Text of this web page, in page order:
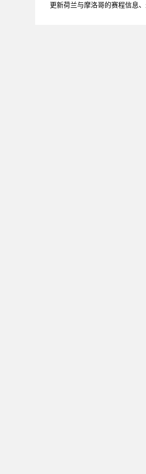
更新荷兰与摩洛哥的赛程信息